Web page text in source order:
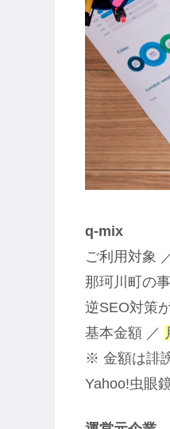
q-mix
ご利用対象
那珂川町の
逆SEO対策
基本金額 ／
※ 金額は誹
Yahoo!虫眼